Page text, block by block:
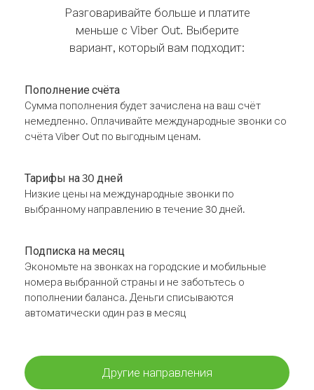
Разговаривайте больше и платите
меньше с Viber Out. Выберите
вариант, который вам подходит:
Пополнение счёта
Сумма пополнения будет зачислена на ваш счёт
немедленно. Оплачивайте международные звонки со
счёта Viber Out по выгодным ценам.
Тарифы на 30 дней
Низкие цены на международные звонки по
выбранному направлению в течение 30 дней.
Подписка на месяц
Экономьте на звонках на городские и мобильные
номера выбранной страны и не заботьтесь о
пополнении баланса. Деньги списываются
автоматически один раз в месяц
Другие направления